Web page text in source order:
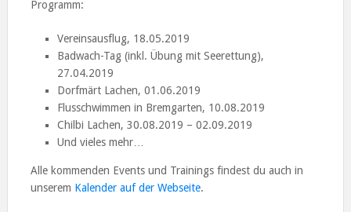
Programm:
Vereinsausflug, 18.05.2019
Badwach-Tag (inkl. Übung mit Seerettung),
27.04.2019
Dorfmärt Lachen, 01.06.2019
Flusschwimmen in Bremgarten, 10.08.2019
Chilbi Lachen, 30.08.2019 – 02.09.2019
Und vieles mehr…
Alle kommenden Events und Trainings findest du auch in
unserem Kalender auf der Webseite.